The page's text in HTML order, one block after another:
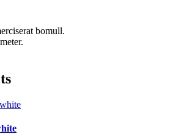
bomull.